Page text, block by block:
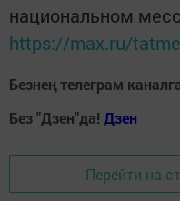
национальном
https://max.ru/
Безнең телеграм
Без "Дзен"да! Дзен
Перейти на